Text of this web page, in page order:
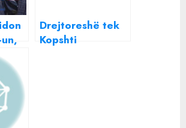
Drejtoreshë tek
Kopshti